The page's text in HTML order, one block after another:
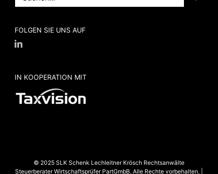
FOLGEN SIE UNS AUF
IN KOOPERATION MIT
© 2025 SLK Schenk Lechleitner Krösch Rechtsanwälte
Steuerberater Wirtschaftsprüfer PartGmbB. Alle Rechte vorbehalten. |